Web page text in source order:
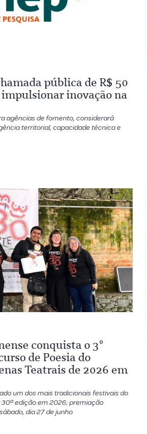
pública de R$ 50
inovação na
agências de fomento, considerará
territorial, capacidade técnica e
conquista o 3º
de Poesia do
Teatrais de 2026 em
um dos mais tradicionais festivais do
edição em 2026; premiação
dia 27 de junho